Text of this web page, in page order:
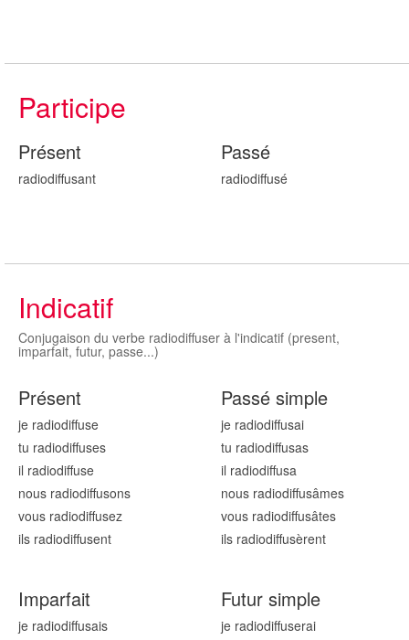
Participe
Présent
radiodiffusant
Passé
radiodiffusé
Indicatif
Conjugaison du verbe radiodiffuser à l'indicatif (present,
imparfait, futur, passe...)
Présent
je radiodiffuse
tu radiodiffuses
il radiodiffuse
nous radiodiffusons
vous radiodiffusez
ils radiodiffusent
Passé simple
je radiodiffusai
tu radiodiffusas
il radiodiffusa
nous radiodiffusâmes
vous radiodiffusâtes
ils radiodiffusèrent
Imparfait
je radiodiffusais
Futur simple
je radiodiffuserai